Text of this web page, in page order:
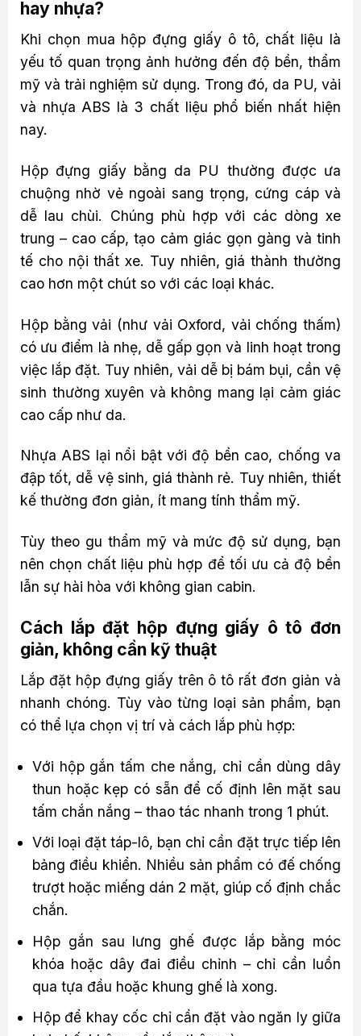
hay nhựa?
Khi chọn mua hộp đựng giấy ô tô, chất liệu là
yếu tố quan trọng ảnh hưởng đến độ bền, thẩm
mỹ và trải nghiệm sử dụng. Trong đó, da PU, vải
và nhựa ABS là 3 chất liệu phổ biến nhất hiện
nay.
Hộp đựng giấy bằng da PU thường được ưa
chuộng nhờ vẻ ngoài sang trọng, cứng cáp và
dễ lau chùi. Chúng phù hợp với các dòng xe
trung – cao cấp, tạo cảm giác gọn gàng và tinh
tế cho nội thất xe. Tuy nhiên, giá thành thường
cao hơn một chút so với các loại khác.
Hộp bằng vải (như vải Oxford, vải chống thấm)
có ưu điểm là nhẹ, dễ gấp gọn và linh hoạt trong
việc lắp đặt. Tuy nhiên, vải dễ bị bám bụi, cần vệ
sinh thường xuyên và không mang lại cảm giác
cao cấp như da.
Nhựa ABS lại nổi bật với độ bền cao, chống va
đập tốt, dễ vệ sinh, giá thành rẻ. Tuy nhiên, thiết
kế thường đơn giản, ít mang tính thẩm mỹ.
Tùy theo gu thẩm mỹ và mức độ sử dụng, bạn
nên chọn chất liệu phù hợp để tối ưu cả độ bền
lẫn sự hài hòa với không gian cabin.
Cách lắp đặt hộp đựng giấy ô tô đơn
giản, không cần kỹ thuật
Lắp đặt hộp đựng giấy trên ô tô rất đơn giản và
nhanh chóng. Tùy vào từng loại sản phẩm, bạn
có thể lựa chọn vị trí và cách lắp phù hợp:
Với hộp gắn tấm che nắng, chỉ cần dùng dây
thun hoặc kẹp có sẵn để cố định lên mặt sau
tấm chắn nắng – thao tác nhanh trong 1 phút.
Với loại đặt táp-lô, bạn chỉ cần đặt trực tiếp lên
bảng điều khiển. Nhiều sản phẩm có đế chống
trượt hoặc miếng dán 2 mặt, giúp cố định chắc
chắn.
Hộp gắn sau lưng ghế được lắp bằng móc
khóa hoặc dây đai điều chỉnh – chỉ cần luồn
qua tựa đầu hoặc khung ghế là xong.
Hộp để khay cốc chỉ cần đặt vào ngăn ly giữa